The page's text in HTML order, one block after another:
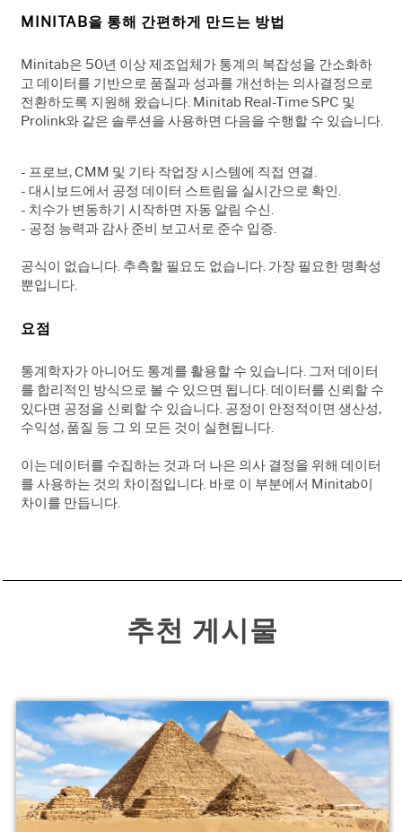
MINITAB을 통해 간편하게 만드는 방법
Minitab은 50년 이상 제조업체가 통계의 복잡성을 간소화하
고 데이터를 기반으로 품질과 성과를 개선하는 의사결정으로
전환하도록 지원해 왔습니다. Minitab Real-Time SPC 및
Prolink와 같은 솔루션을 사용하면 다음을 수행할 수 있습니다.
- 프로브, CMM 및 기타 작업장 시스템에 직접 연결.
- 대시보드에서 공정 데이터 스트림을 실시간으로 확인.
- 치수가 변동하기 시작하면 자동 알림 수신.
- 공정 능력과 감사 준비 보고서로 준수 입증.
공식이 없습니다. 추측할 필요도 없습니다. 가장 필요한 명확성
뿐입니다.
요점
통계학자가 아니어도 통계를 활용할 수 있습니다. 그저 데이터
를 합리적인 방식으로 볼 수 있으면 됩니다. 데이터를 신뢰할 수
있다면 공정을 신뢰할 수 있습니다. 공정이 안정적이면 생산성,
수익성, 품질 등 그 외 모든 것이 실현됩니다.
이는 데이터를 수집하는 것과 더 나은 의사 결정을 위해 데이터
를 사용하는 것의 차이점입니다. 바로 이 부분에서 Minitab이
차이를 만듭니다.
추천 게시물